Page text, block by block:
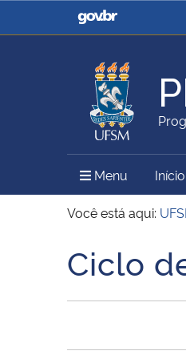
Casa Civil
Ministério da
Pecuária e
Ministério do Meio
Secretaria de Governo
Menu Menu
Início
Você está aqui:
Início do conteúdo
Ciclo